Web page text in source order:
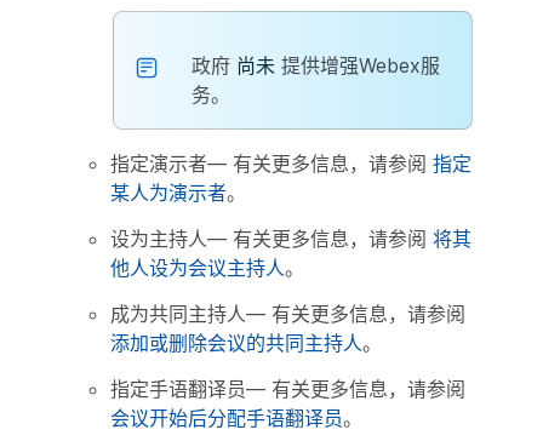
政府 尚未 提供增强Webex服
务。
指定演示者— 有关更多信息，请参阅 指定
某人为演示者。
设为主持人— 有关更多信息，请参阅 将其
他人设为会议主持人。
成为共同主持人— 有关更多信息，请参阅
添加或删除会议的共同主持人。
指定手语翻译员— 有关更多信息，请参阅
会议开始后分配手语翻译员。